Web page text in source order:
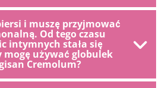
i muszę przyjmować
Od tego czasu
intymnych stała się
mogę używać globulek
Cremolum?